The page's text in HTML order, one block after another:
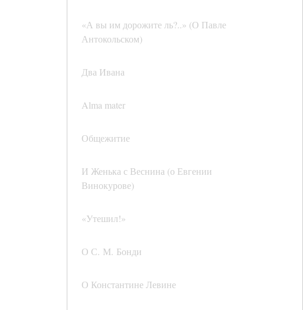
«А вы им дорожите ль?..» (О Павле
Антокольском)
Два Ивана
Alma mater
Общежитие
И Женька с Веснина (о Евгении
Винокурове)
«Утешил!»
О С. М. Бонди
О Константине Левине